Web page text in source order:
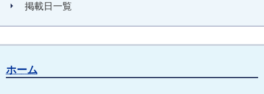
掲載日一覧
ホーム